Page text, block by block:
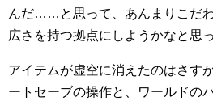
んだ……と思って、あんまりこだ
広さを持つ拠点にしようかなと思
アイテムが虚空に消えたのはさす
ートセーブの操作と、ワールドの